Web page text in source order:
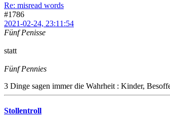
Re: misread words
#1786
2021-02-24, 23:11:54
Fünf Penisse
statt
Fünf Pennies
3 Dinge sagen immer die Wahrheit : Kinder,
Stollentroll